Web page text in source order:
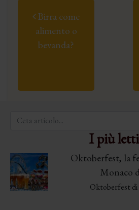
Birra come
alimento o
bevanda?
I più letti
Oktoberfest, la
Monaco
Oktoberfest di